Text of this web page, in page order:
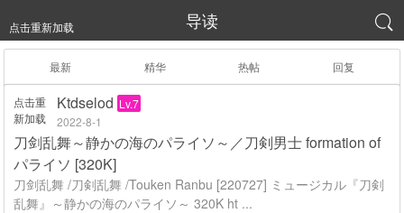
点击重新加载 导读 
最新 精华 热帖 回复
点击重
新加载
Ktdselod Lv.7
2022-8-1
刀剑乱舞～静かの海のパライソ～／刀剣男士 formation of
パライソ [320K]
刀剑乱舞 /刀剣乱舞 /Touken Ranbu [220727] ミュージカル『刀剣
乱舞』～静かの海のパライソ～ 320K ht ...